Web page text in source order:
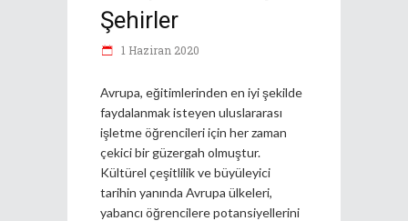
Şehirler
1 Haziran 2020
Avrupa, eğitimlerinden en iyi şekilde
faydalanmak isteyen uluslararası
işletme öğrencileri için her zaman
çekici bir güzergah olmuştur.
Kültürel çeşitlilik ve büyüleyici
tarihin yanında Avrupa ülkeleri,
yabancı öğrencilere potansiyellerini